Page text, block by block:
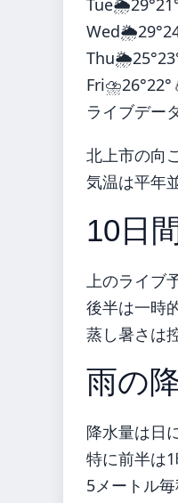
Wed🌦️29°
Thu🌦️25°
Fri⛈️26°22°
ライブデー
北上市の向
気温は平年
10日
上のライブ
後半は一時
蒸し暑さは
雨の
降水量は日
特に前半は
5メートル